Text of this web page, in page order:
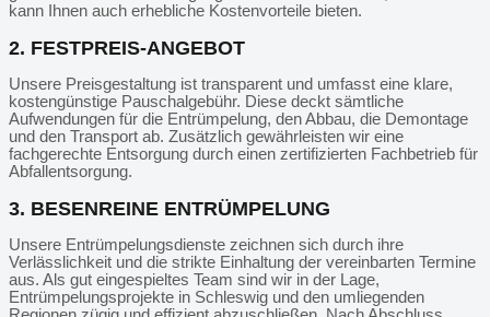
kann Ihnen auch erhebliche Kostenvorteile bieten.
2. FESTPREIS-ANGEBOT
Unsere Preisgestaltung ist transparent und umfasst eine klare,
kostengünstige Pauschalgebühr. Diese deckt sämtliche
Aufwendungen für die Entrümpelung, den Abbau, die Demontage
und den Transport ab. Zusätzlich gewährleisten wir eine
fachgerechte Entsorgung durch einen zertifizierten Fachbetrieb für
Abfallentsorgung.
3. BESENREINE ENTRÜMPELUNG
Unsere Entrümpelungsdienste zeichnen sich durch ihre
Verlässlichkeit und die strikte Einhaltung der vereinbarten Termine
aus. Als gut eingespieltes Team sind wir in der Lage,
Entrümpelungsprojekte in Schleswig und den umliegenden